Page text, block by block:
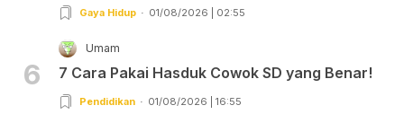
Gaya Hidup 01/08/2026 | 02:55
6
Umam
7 Cara Pakai Hasduk Cowok SD yang Benar!
Pendidikan 01/08/2026 | 16:55